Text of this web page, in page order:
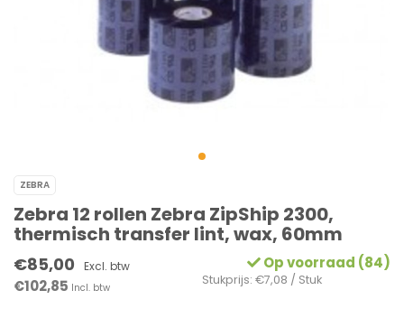
ZEBRA
Zebra 12 rollen Zebra ZipShip 2300,
thermisch transfer lint, wax, 60mm
€85,00 Excl. btw
€102,85 Incl. btw
Op voorraad (84)
Stukprijs: €7,08 / Stuk